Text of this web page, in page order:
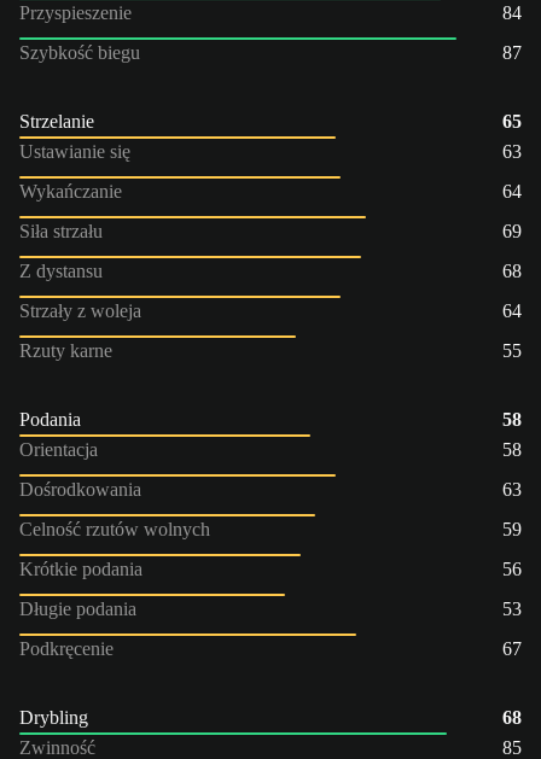
Przyspieszenie
84
Szybkość biegu
87
Strzelanie
65
Ustawianie się
63
Wykańczanie
64
Siła strzału
69
Z dystansu
68
Strzały z woleja
64
Rzuty karne
55
Podania
58
Orientacja
58
Dośrodkowania
63
Celność rzutów wolnych
59
Krótkie podania
56
Długie podania
53
Podkręcenie
67
Drybling
68
Zwinność
85